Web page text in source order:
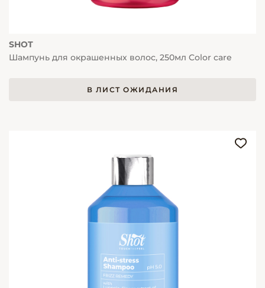
SHOT
Шампунь для окрашенных волос, 250мл Color care
В ЛИСТ ОЖИДАНИЯ